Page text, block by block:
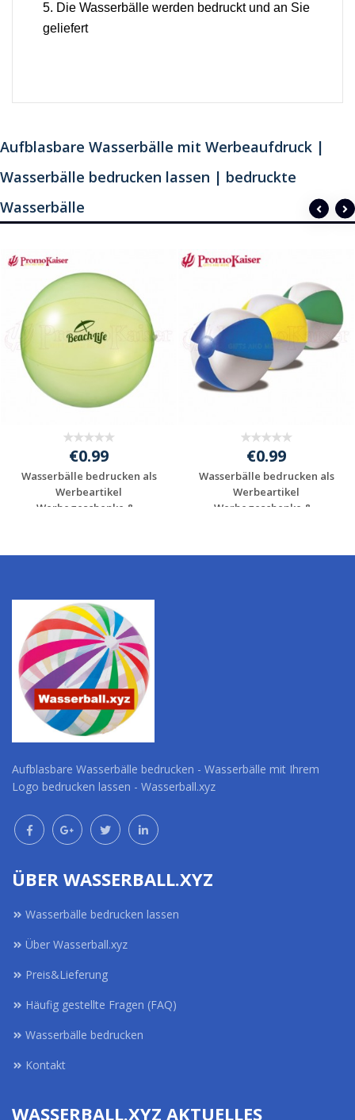
5. Die Wasserbälle werden bedruckt und an Sie
geliefert
Aufblasbare Wasserbälle mit Werbeaufdruck |
Wasserbälle bedrucken lassen | bedruckte
Wasserbälle
€0.99
Wasserbälle bedrucken als
Werbeartikel
Werbegeschenke &...
anfragen
€0.99
Wasserbälle bedrucken als
Werbeartikel
Werbegeschenke &...
anfragen
Aufblasbare Wasserbälle bedrucken - Wasserbälle mit Ihrem
Logo bedrucken lassen - Wasserball.xyz
ÜBER WASSERBALL.XYZ
Wasserbälle bedrucken lassen
Über Wasserball.xyz
Preis&Lieferung
Häufig gestellte Fragen (FAQ)
Wasserbälle bedrucken
Kontakt
WASSERBALL.XYZ AKTUELLES